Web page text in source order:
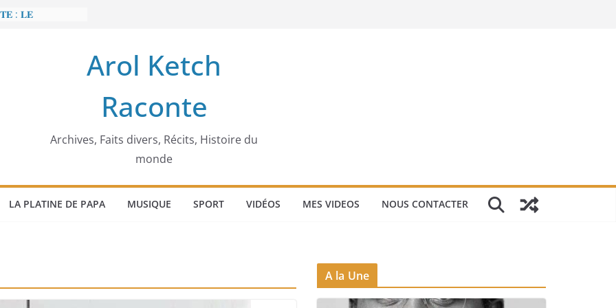
: 𝐋𝐄
𝐨𝐫𝐝𝐢𝐧𝐚𝐭𝐞𝐮𝐫
Arol Ketch
Raconte
Archives, Faits divers, Récits, Histoire du
monde
LA PLATINE DE PAPA MUSIQUE SPORT VIDÉOS MES VIDEOS NOUS CONTACTER
A la Une